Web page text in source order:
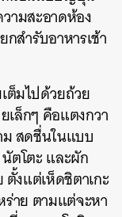
ามสะอาดห้อง
สำรับอาหารเช้า
ต็มไปด้วยถ้วย
เล็กๆ คือแตงกวา
สดชื่นในแบบ
ตโตะ และผัก
งแต่เห็ดชิตาเกะ
ร่าย ตามแต่จะหา